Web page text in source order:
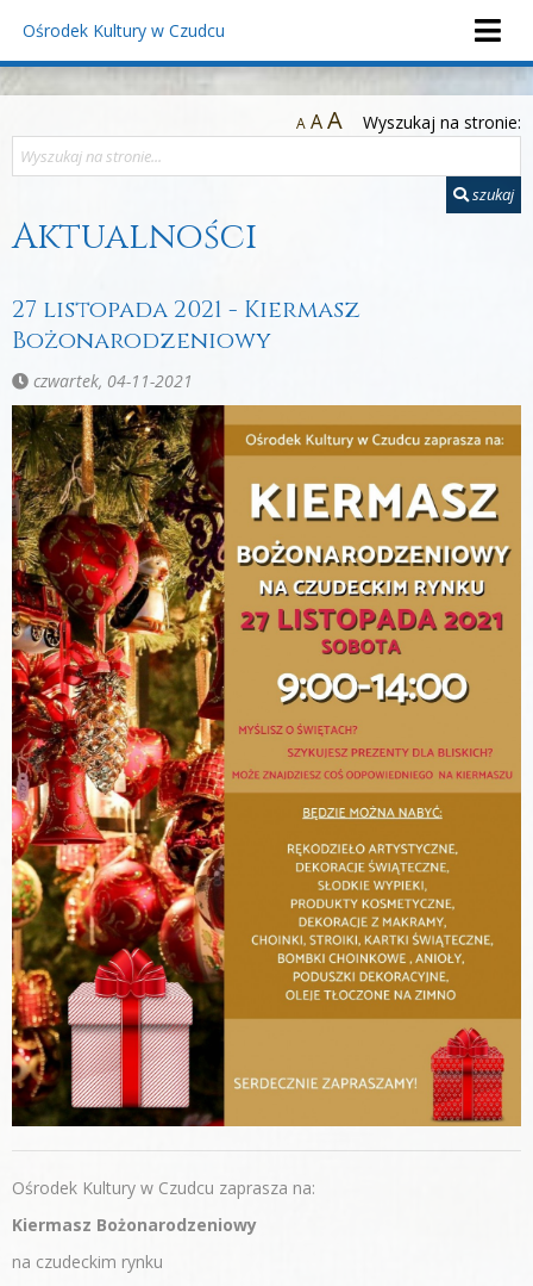
Ośrodek Kultury w Czudcu
A AA Wyszukaj na stronie:
szukaj
Aktualności
27 listopada 2021 - Kiermasz
Bożonarodzeniowy
czwartek, 04-11-2021
Ośrodek Kultury w Czudcu zaprasza na:
Kiermasz Bożonarodzeniowy
na czudeckim rynku